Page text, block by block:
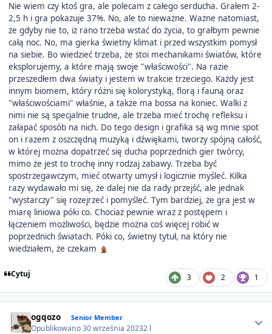
Nie wiem czy ktoś gra, ale polecam z całego serducha. Grałem 2-
2,5 h i gra pokazuje 37%. No, ale to nieważne. Ważne natomiast,
że gdyby nie to, iż rano trzeba wstać do życia, to grałbym pewnie
całą noc. No, ma gierka świetny klimat i przed wszystkim pomysł
na siebie. Bo wiedzieć trzeba, że stoi mechanikami światów, które
eksplorujemy, a które mają swoje "właściwości". Na razie
przeszedłem dwa światy i jestem w trakcie trzeciego. Każdy jest
innym biomem, który różni się kolorystyką, florą i fauną oraz
"właściwościami" właśnie, a także ma bossa na koniec. Walki z
nimi nie są specjalnie trudne, ale trzeba mieć trochę refleksu i
załapać sposób na nich. Do tego design i grafika są wg mnie spot
on i razem z oszczędną muzyką i dźwiękami, tworzy spójną całość,
w której można dopatrzeć się ducha poprzednich gier twórcy,
mimo że jest to trochę inny rodzaj zabawy. Trzeba być
spostrzegawczym, mieć otwarty umysł i logicznie myśleć. Kilka
razy wydawało mi się, że dalej nie da rady przejść, ale jednak
"wystarczy" się rozejrzeć i pomyśleć. Tym bardziej, że gra jest w
miarę liniowa póki co. Chociaż pewnie wraz z postępem i
łączeniem możliwości, będzie można coś więcej robić w
poprzednich światach. Póki co, świetny tytuł, na który nie
wiedziałem, że czekam
Cytuj 3 2 1
ogqozo Senior Member
Opublikowano30 września 20232 l